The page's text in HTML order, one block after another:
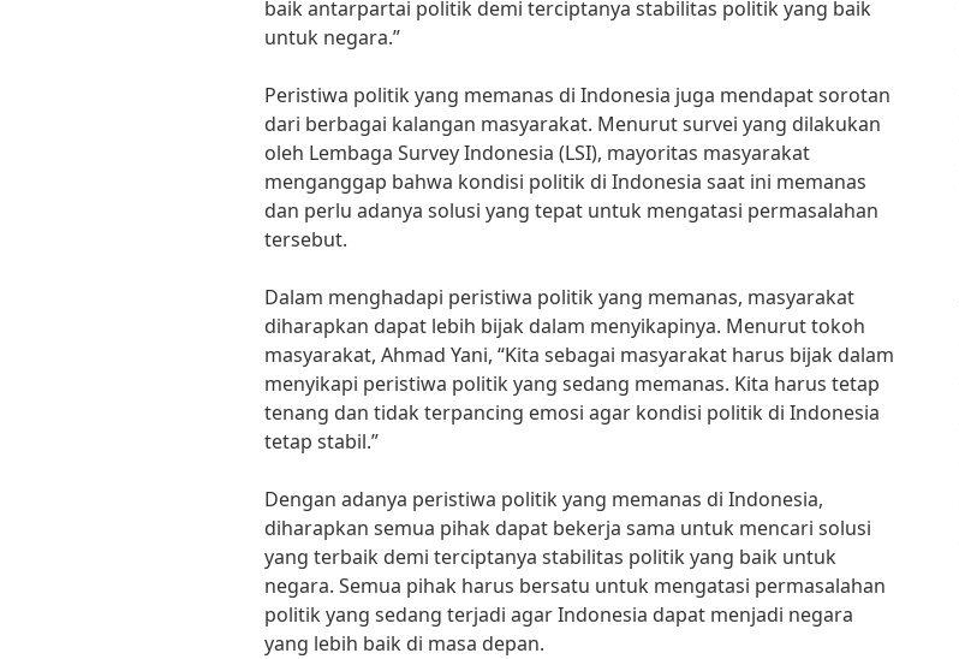
baik antarpartai politik demi terciptanya stabilitas politik yang baik
untuk negara.”
Peristiwa politik yang memanas di Indonesia juga mendapat sorotan
dari berbagai kalangan masyarakat. Menurut survei yang dilakukan
oleh Lembaga Survey Indonesia (LSI), mayoritas masyarakat
menganggap bahwa kondisi politik di Indonesia saat ini memanas
dan perlu adanya solusi yang tepat untuk mengatasi permasalahan
tersebut.
Dalam menghadapi peristiwa politik yang memanas, masyarakat
diharapkan dapat lebih bijak dalam menyikapinya. Menurut tokoh
masyarakat, Ahmad Yani, “Kita sebagai masyarakat harus bijak dalam
menyikapi peristiwa politik yang sedang memanas. Kita harus tetap
tenang dan tidak terpancing emosi agar kondisi politik di Indonesia
tetap stabil.”
Dengan adanya peristiwa politik yang memanas di Indonesia,
diharapkan semua pihak dapat bekerja sama untuk mencari solusi
yang terbaik demi terciptanya stabilitas politik yang baik untuk
negara. Semua pihak harus bersatu untuk mengatasi permasalahan
politik yang sedang terjadi agar Indonesia dapat menjadi negara
yang lebih baik di masa depan.